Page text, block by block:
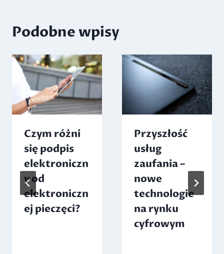
Podobne wpisy
Czym różni
się podpis
elektroniczn
y od
elektroniczn
ej pieczęci?
Przyszłość
usług
zaufania –
nowe
technologie
na rynku
cyfrowym